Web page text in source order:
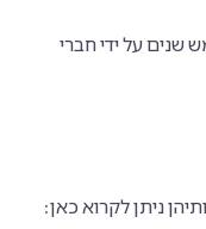
חמש שנים על ידי חברי